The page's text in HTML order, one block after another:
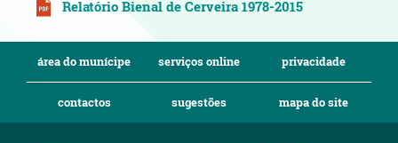
Relatório Bienal de Cerveira 1978-2015
área do munícipe serviços online privacidade
contactos sugestões mapa do site